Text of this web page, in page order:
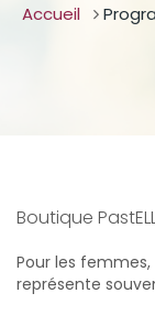
Accueil
Boutique
Pour les
représente